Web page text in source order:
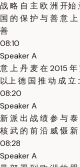
战 略 自 主 欧 洲 开始
国 的 保 护 与 善 意
善
08:10
Speaker A
意 上 丹 麦 在 2015
以上 德 国 推 动 成 立
08:20
Speaker A
新 派 出 战 绩 参 与
核 武 的 前 沿 威 慑
08:28
Speaker A